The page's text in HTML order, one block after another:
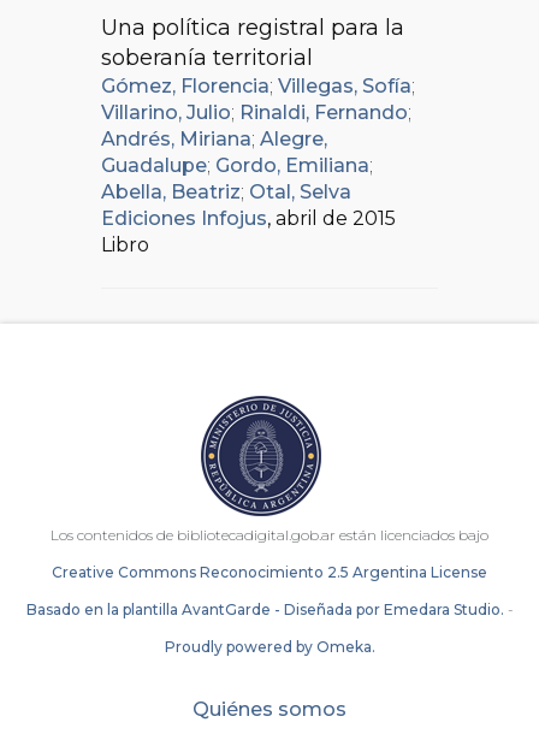
Una política registral para la
soberanía territorial
Gómez, Florencia; Villegas, Sofía;
Villarino, Julio; Rinaldi, Fernando;
Andrés, Miriana; Alegre,
Guadalupe; Gordo, Emiliana;
Abella, Beatriz; Otal, Selva
Ediciones Infojus, abril de 2015
Libro
Los contenidos de bibliotecadigital.gob.ar están licenciados bajo
Creative Commons Reconocimiento 2.5 Argentina License
Basado en la plantilla AvantGarde - Diseñada por Emedara Studio. -
Proudly powered by Omeka.
Quiénes somos